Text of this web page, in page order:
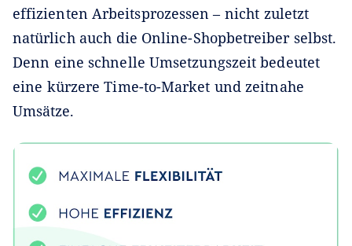
effizienten Arbeitsprozessen – nicht zuletzt
natürlich auch die Online-Shopbetreiber selbst.
Denn eine schnelle Umsetzungszeit bedeutet
eine kürzere Time-to-Market und zeitnahe
Umsätze.